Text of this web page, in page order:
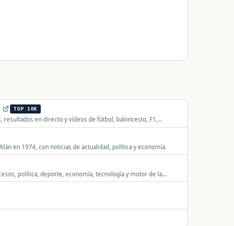
TOP 10K
resultados en directo y vídeos de fútbol, baloncesto, F1,
en 1974, con noticias de actualidad, política y economía.
política, deporte, economía, tecnología y motor de la